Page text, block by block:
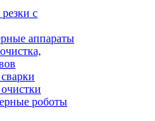
с
аппараты
роботы